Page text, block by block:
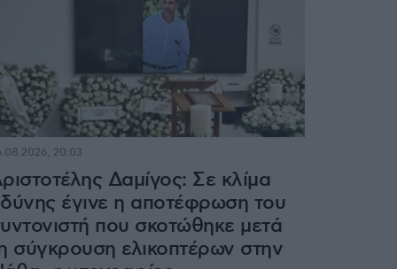
Δαμίγος: Σε κλίμα
έγινε η αποτέφρωση του
που σκοτώθηκε μετά
σύγκρουση ελικοπτέρων στην
20:03